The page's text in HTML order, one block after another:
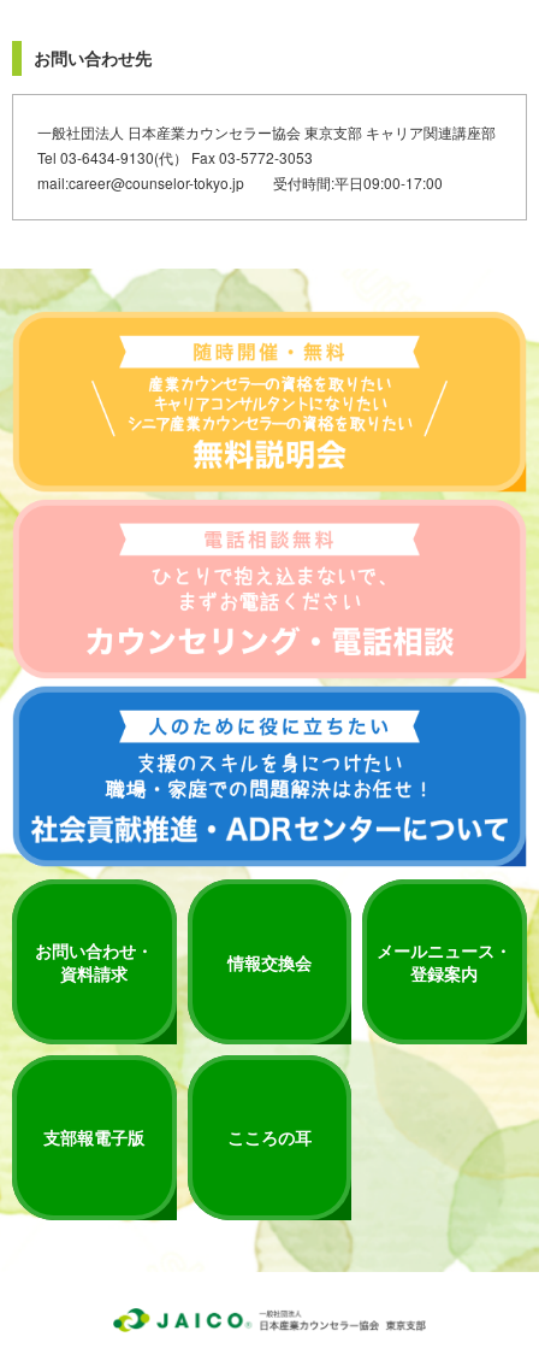
お問い合わせ先
一般社団法人 日本産業カウンセラー協会 東京支部 キャリア関連講座部
Tel 03-6434-9130(代） Fax 03-5772-3053
mail:career@counselor-tokyo.jp 受付時間:平日09:00-17:00
お問い合わせ・
資料請求
情報交換会
メールニュース・
登録案内
支部報電子版 こころの耳